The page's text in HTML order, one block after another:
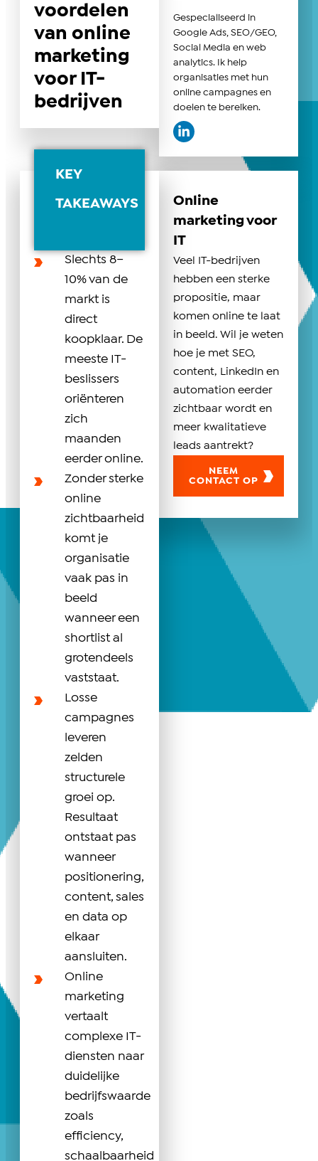
Gespecialiseerd in
Google Ads, SEO/GEO,
Social Media en web
analytics. Ik help
organisaties met hun
online campagnes en
doelen te bereiken.
Online
marketing voor
IT
Veel IT-bedrijven
hebben een sterke
propositie, maar
komen online te laat
in beeld. Wil je weten
hoe je met SEO,
content, LinkedIn en
automation eerder
zichtbaar wordt en
meer kwalitatieve
leads aantrekt?
NEEM
CONTACT OP
voordelen
van online
marketing
voor IT-
bedrijven
KEY
TAKEAWAYS
Slechts 8–
10% van de
markt is
direct
koopklaar. De
meeste IT-
beslissers
oriënteren
zich
maanden
eerder online.
Zonder sterke
online
zichtbaarheid
komt je
organisatie
vaak pas in
beeld
wanneer een
shortlist al
grotendeels
vaststaat.
Losse
campagnes
leveren
zelden
structurele
groei op.
Resultaat
ontstaat pas
wanneer
positionering,
content, sales
en data op
elkaar
aansluiten.
Online
marketing
vertaalt
complexe IT-
diensten naar
duidelijke
bedrijfswaarde
zoals
efficiency,
schaalbaarheid